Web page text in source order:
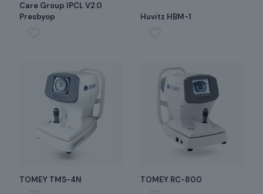
Care Group IPCL V2.0
Presbyop
Huvitz HBM-1
TOMEY TMS-4N TOMEY RC-800